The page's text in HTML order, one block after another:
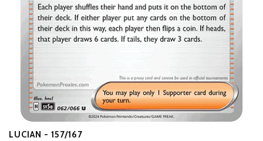
LUCIAN - 157/167